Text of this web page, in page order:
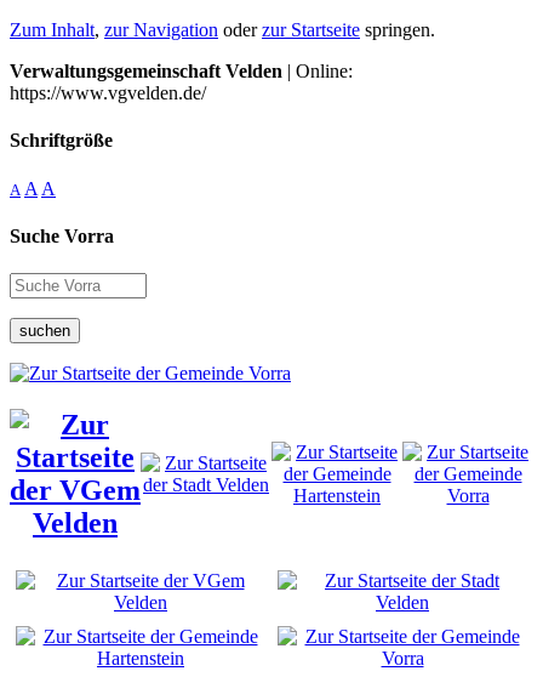
Zum Inhalt, zur Navigation oderzur Startseite springen.
Verwaltungsgemeinschaft Velden | Online:
https://www.vgvelden.de/
Schriftgröße
A A A
Suche Vorra
suchen